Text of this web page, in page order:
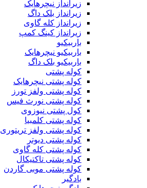
زیرانداز نیچرهایک
زیرانداز بلک داگ
زیرانداز کله گاوی
زیرانداز کینگ کمپ
باربیکیو
باربیکیو نیچرهایک
باربیکیو بلک داگ
کوله پشتی
کوله پشتی نیچرهایک
کوله پشتی ولفز تورز
کوله پشتی نورث فیس
کول پشتی نیوزوی
کوله پشتی کلمبیا
کوله پشتی ولفز تریتوری
کوله پشتی دیوتر
کوله پشتی کله گاوی
کوله پشتی تاکتیکال
کوله پشتی موبی گاردن
بادگیر